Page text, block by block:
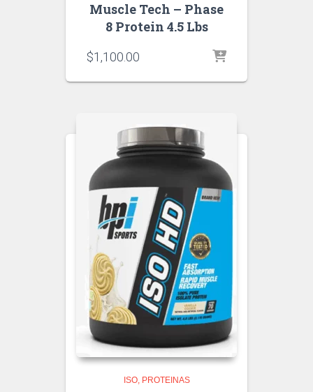
Muscle Tech – Phase
8 Protein 4.5 Lbs
$1,100.00
ISO PROTEINAS